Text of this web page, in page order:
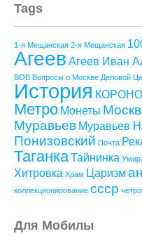
Tags
1-я Мещанская 2-я Мещанская
Агеев Агеев Иван
ВОВ Вопросы о Москве Деловой
История
Метро Монеты
Муравьев Муравьев
Понизовский Почта
ТаганкаТайнинка
Хитровка Храм Царизм
коллекционирование ссср
Для Мобилы